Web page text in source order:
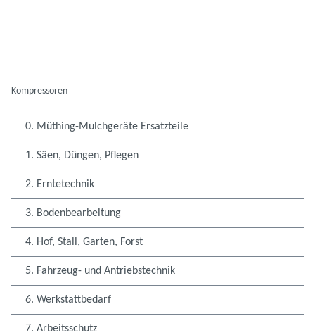
Kompressoren
0. Müthing-Mulchgeräte Ersatzteile
1. Säen, Düngen, Pflegen
2. Erntetechnik
3. Bodenbearbeitung
4. Hof, Stall, Garten, Forst
5. Fahrzeug- und Antriebstechnik
6. Werkstattbedarf
7. Arbeitsschutz